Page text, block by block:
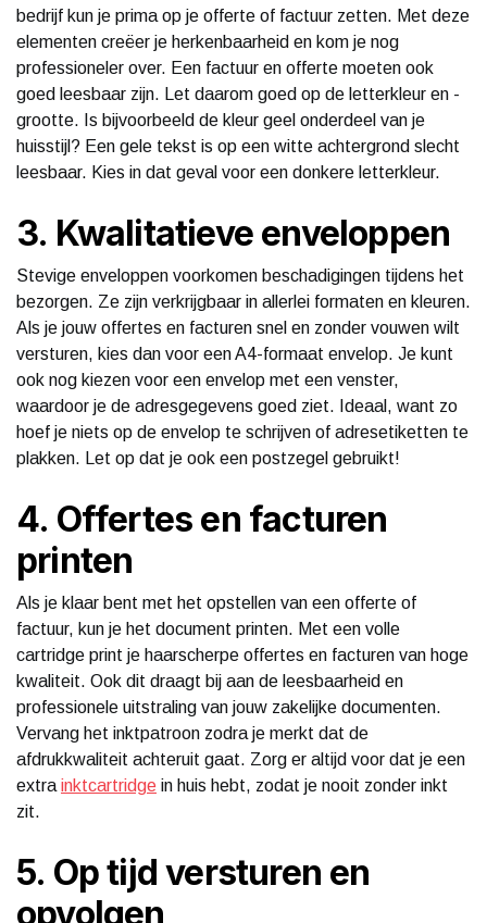
bedrijf kun je prima op je offerte of factuur zetten. Met deze
elementen creëer je herkenbaarheid en kom je nog
professioneler over. Een factuur en offerte moeten ook
goed leesbaar zijn. Let daarom goed op de letterkleur en -
grootte. Is bijvoorbeeld de kleur geel onderdeel van je
huisstijl? Een gele tekst is op een witte achtergrond slecht
leesbaar. Kies in dat geval voor een donkere letterkleur.
3. Kwalitatieve enveloppen
Stevige enveloppen voorkomen beschadigingen tijdens het
bezorgen. Ze zijn verkrijgbaar in allerlei formaten en kleuren.
Als je jouw offertes en facturen snel en zonder vouwen wilt
versturen, kies dan voor een A4-formaat envelop. Je kunt
ook nog kiezen voor een envelop met een venster,
waardoor je de adresgegevens goed ziet. Ideaal, want zo
hoef je niets op de envelop te schrijven of adresetiketten te
plakken. Let op dat je ook een postzegel gebruikt!
4. Offertes en facturen
printen
Als je klaar bent met het opstellen van een offerte of
factuur, kun je het document printen. Met een volle
cartridge print je haarscherpe offertes en facturen van hoge
kwaliteit. Ook dit draagt bij aan de leesbaarheid en
professionele uitstraling van jouw zakelijke documenten.
Vervang het inktpatroon zodra je merkt dat de
afdrukkwaliteit achteruit gaat. Zorg er altijd voor dat je een
extra inktcartridge in huis hebt, zodat je nooit zonder inkt
zit.
5. Op tijd versturen en
opvolgen